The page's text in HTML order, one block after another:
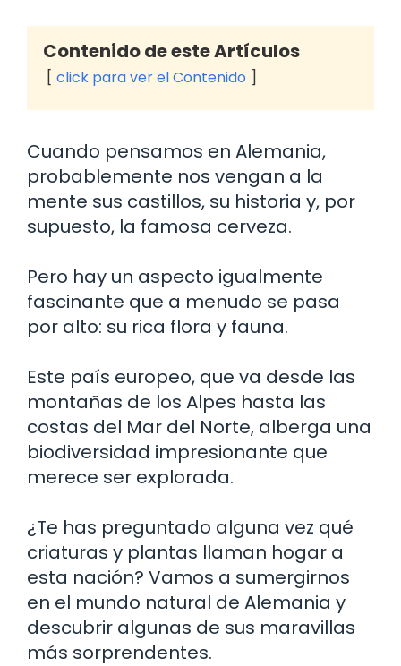
Contenido de este Artículos
click para ver el Contenido
Cuando pensamos en Alemania,
probablemente nos vengan a la
mente sus castillos, su historia y, por
supuesto, la famosa cerveza.
Pero hay un aspecto igualmente
fascinante que a menudo se pasa
por alto: su rica flora y fauna.
Este país europeo, que va desde las
montañas de los Alpes hasta las
costas del Mar del Norte, alberga una
biodiversidad impresionante que
merece ser explorada.
¿Te has preguntado alguna vez qué
criaturas y plantas llaman hogar a
esta nación? Vamos a sumergirnos
en el mundo natural de Alemania y
descubrir algunas de sus maravillas
más sorprendentes.